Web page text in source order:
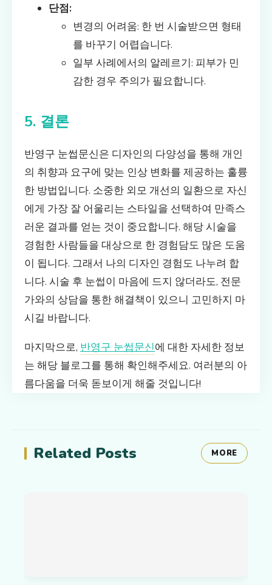
단점:
변경의 어려움: 한 번 시술받으면 형태
를 바꾸기 어렵습니다.
일부 사례에서의 알레르기: 피부가 민
감한 경우 주의가 필요합니다.
5. 결론
반영구 눈썹문신은 디자인의 다양성을 통해 개인
의 취향과 요구에 맞는 인상 변화를 제공하는 훌륭
한 방법입니다. 소중한 외모 개선의 일환으로 자신
에게 가장 잘 어울리는 스타일을 선택하여 만족스
러운 결과를 얻는 것이 중요합니다. 해당 시술을
경험한 사람들을 대상으로 한 경험담도 많은 도움
이 됩니다. 그래서 나의 디자인 경험도 나누려 합
니다. 시술 후 눈썹이 마음에 드지 않더라도, 전문
가와의 상담을 통한 해결책이 있으니 고민하지 마
시길 바랍니다.
마지막으로, 반영구 눈썹문신에 대한 자세한 정보
는 해당 블로그를 통해 확인해주세요. 여러분의 아
름다움을 더욱 돋보이게 해줄 것입니다!
Related Posts MORE